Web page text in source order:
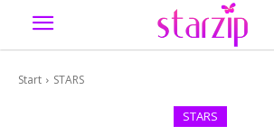
Start STARS
STARS